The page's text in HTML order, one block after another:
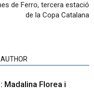
de Ferro, tercera estació
de la Copa Catalana
Florea i